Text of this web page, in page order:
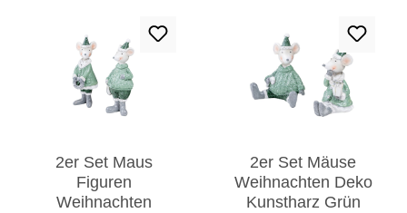
2er Set Maus
Figuren
Weihnachten
2er Set Mäuse
Weihnachten Deko
Kunstharz Grün